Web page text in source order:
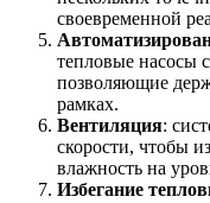
своевременной
тепловые насосы
позволяющие
рамках.
Вентиляция:
скорости, чтобы
влажность на
Избегание